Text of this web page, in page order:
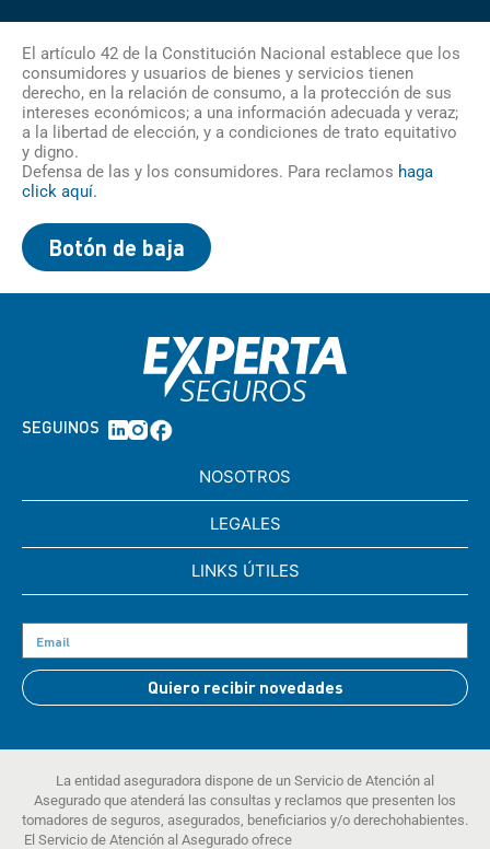
El artículo 42 de la Constitución Nacional establece que los
consumidores y usuarios de bienes y servicios tienen
derecho, en la relación de consumo, a la protección de sus
intereses económicos; a una información adecuada y veraz;
a la libertad de elección, y a condiciones de trato equitativo
y digno.
Defensa de las y los consumidores. Para reclamos haga
click aquí.
Botón de baja
SEGUINOS
NOSOTROS
LEGALES
LINKS ÚTILES
Quiero recibir novedades
La entidad aseguradora dispone de un Servicio de Atención al
Asegurado que atenderá las consultas y reclamos que presenten los
tomadores de seguros, asegurados, beneficiarios y/o derechohabientes.
El Servicio de Atención al Asegurado ofrece